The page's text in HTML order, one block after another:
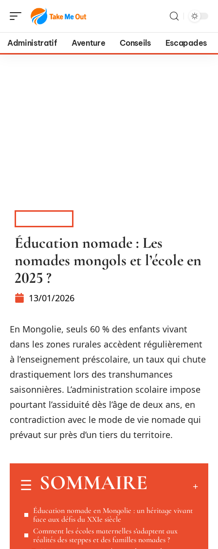
Administratif Aventure Conseils Escapades
Éducation nomade : Les
nomades mongols et l’école en
2025 ?
13/01/2026
En Mongolie, seuls 60 % des enfants vivant
dans les zones rurales accèdent régulièrement
à l’enseignement préscolaire, un taux qui chute
drastiquement lors des transhumances
saisonnières. L’administration scolaire impose
pourtant l’assiduité dès l’âge de deux ans, en
contradiction avec le mode de vie nomade qui
prévaut sur près d’un tiers du territoire.
SOMMAIRE
Éducation nomade en Mongolie : un héritage vivant
face aux défis du XXIe siècle
Comment les écoles maternelles s’adaptent aux
réalités des steppes et des familles nomades ?